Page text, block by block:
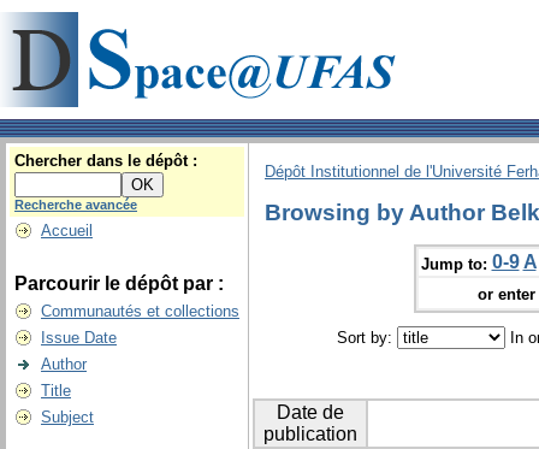
Chercher dans le dépôt :
Recherche avancée
Accueil
Parcourir le dépôt par :
Communautés et collections
Issue Date
Author
Title
Subject
Dépôt Institutionnel de l'Université
Browsing by Author
Jump to: 0-9 A
or
Sort by: In
Date de
publication